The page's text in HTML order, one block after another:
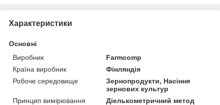
Характеристики
Основні
Виробник
Farmcomp
Країна виробник
Фінляндія
Робоче середовище
Зернопродукти, Насіння
зернових культур
Принцип вимірювання
Діелькометричний метод